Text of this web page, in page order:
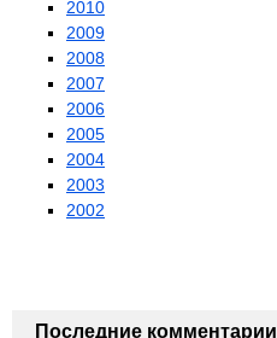
2010
2009
2008
2007
2006
2005
2004
2003
2002
Последние комментарии